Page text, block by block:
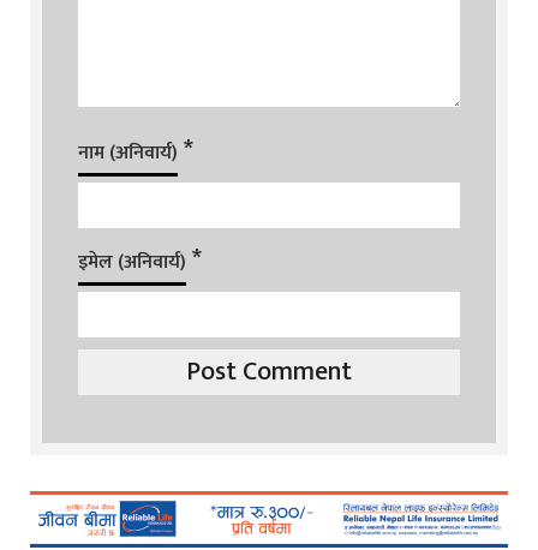
नाम (अनिवार्य) *
इमेल (अनिवार्य) *